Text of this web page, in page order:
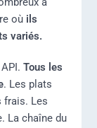
où ils
variés.
API.Tous les
. Les plats
frais. Les
La chaîne du